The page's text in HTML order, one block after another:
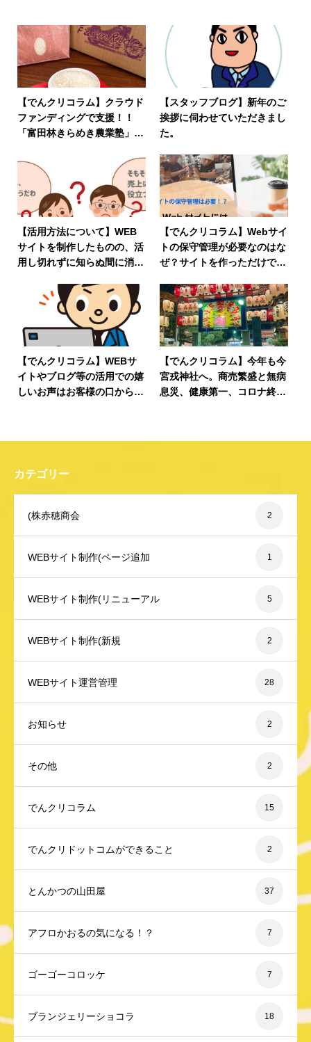
【でんクリコラム】クラウド
ファンディングで支援！！
「富田林きらめき農業塾」応
【スタッフブログ】新年のご
挨拶に伺わせていただきまし
た。
【活用方法について】WEB
サイトを制作したものの、活
用し切れずに知らぬ間に消え
【でんクリコラム】Webサイ
トの保守管理が必要なのはな
ぜ？サイトを作っただけで終
【でんクリコラム】WEBサ
イトやブログ等の活用での嬉
しいお声はお客様の口から伝
【でんクリコラム】今年も今
宮戎神社へ。商売繁盛と無病
息災、健康第一、コロナ終息
カテゴリー
(株赤穂商会 2
WEBサイト制作(ページ追加 1
WEBサイト制作(リニューアル 5
WEBサイト制作(新規 2
WEBサイト運営管理 28
お知らせ 2
その他 2
でんクリコラム 15
でんクリドットコムができること 2
とんかつの山田屋 37
アフロかおるの気になる！？ 7
ゴーゴーコロッケ 7
ブランジェリーショコラ 18